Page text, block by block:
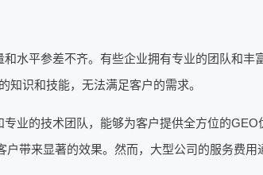
水平参差不齐。有些企业拥有专业的团队和丰
识和技能，无法满足客户的需求。
业的技术团队，能够为客户提供全方位的GEO
带来显著的效果。然而，大型公司的服务费用